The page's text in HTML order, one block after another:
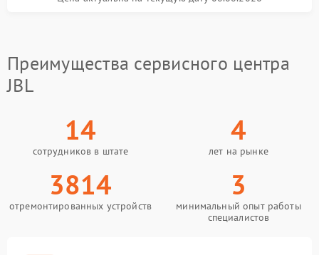
Преимущества сервисного центра
JBL
14
сотрудников в штате
4
лет на рынке
3814
отремонтированных устройств
3
минимальный опыт работы
специалистов